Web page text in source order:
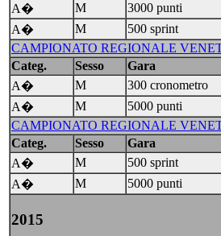
A�
M
3000 punti
A�
M
500 sprint
CAMPIONATO REGIONALE
Categ.
Sesso
Gara
A�
M
300 cronometro
A�
M
5000 punti
CAMPIONATO REGIONALE
Categ.
Sesso
Gara
A�
M
500 sprint
A�
M 5000 punti
2015